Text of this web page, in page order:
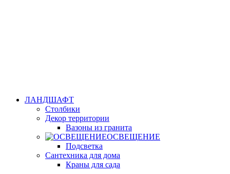
ЛАНДШАФТ
Столбики
Декор территории
Вазоны из гранита
ОСВЕЩЕНИЕ
Подсветка
Сантехника для дома
Краны для сада